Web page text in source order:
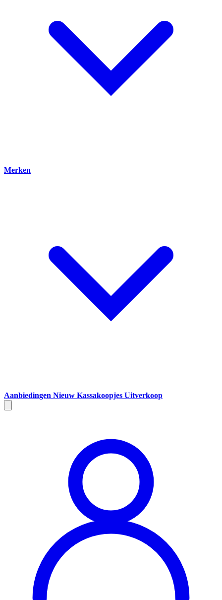
Merken
Aanbiedingen Nieuw Kassakoopjes Uitverkoop